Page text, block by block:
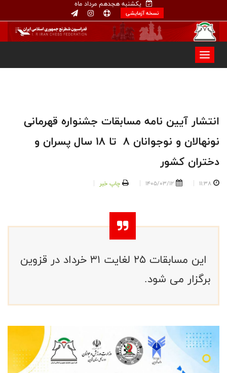
یکشنبه هجدهم مرداد ماه
نسخه آزمایشی
انتشار آیین ‌نامه مسابقات جشنواره قهرمانی
نونهالان و نوجوانان ۸ تا ۱۸ سال پسران و
دختران کشور
11:38
1405/03/12 چاپ خبر
این مسابقات ۲۵ لغایت ۳۱ خرداد در قزوین
برگزار می شود.